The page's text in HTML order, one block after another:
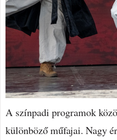
A színpadi programok
különböző műfajai. Nagy